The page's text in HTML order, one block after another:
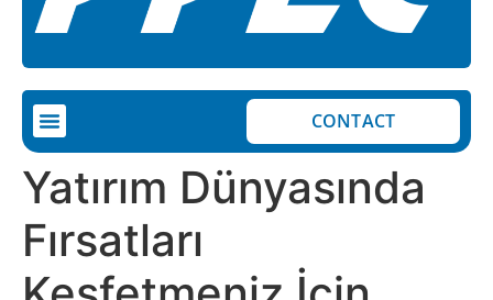
CONTACT
Yatırım Dünyasında
Fırsatları